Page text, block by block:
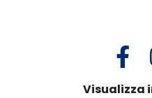
Visualizza